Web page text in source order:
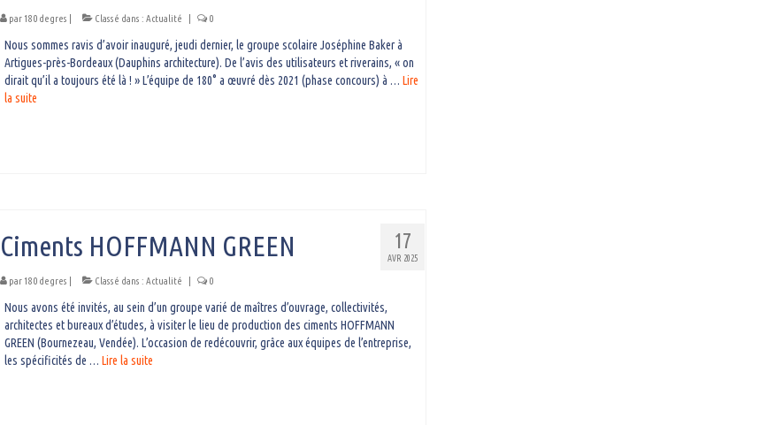
par 180 degres Classé dans : Actualité 0
Nous sommes ravis d’avoir inauguré, jeudi dernier, le groupe scolaire Joséphine Baker à
Artigues-près-Bordeaux (Dauphins architecture). De l’avis des utilisateurs et riverains, « on
dirait qu’il a toujours été là ! » L’équipe de 180° a œuvré dès 2021 (phase concours) à … Lire
la suite­­
17
AVR 2025
Ciments HOFFMANN GREEN
par 180 degres Classé dans : Actualité 0
Nous avons été invités, au sein d’un groupe varié de maîtres d’ouvrage, collectivités,
architectes et bureaux d’études, à visiter le lieu de production des ciments HOFFMANN
GREEN (Bournezeau, Vendée). L’occasion de redécouvrir, grâce aux équipes de l’entreprise,
les spécificités de … Lire la suite­­